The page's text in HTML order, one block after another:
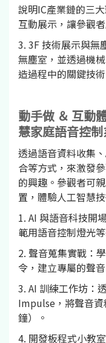
說明IC產業鏈的三
互動展示，讓參觀
3. 3F 技術展示與無
無塵室，並透過機
造過程中的關鍵技術
動手做 ＆ 互動
慧家庭語音控制
透過語音資料收集
合等方式，來激發
的興趣。參觀者可
置，體驗人工智慧
1. AI 與語音科技開
範用語音控制燈光
2. 聲音蒐集實戰：
令，建立專屬的聲
3. AI 訓練工作坊：
Impulse，將聲音
鐘）。
4. 開發板程式小教